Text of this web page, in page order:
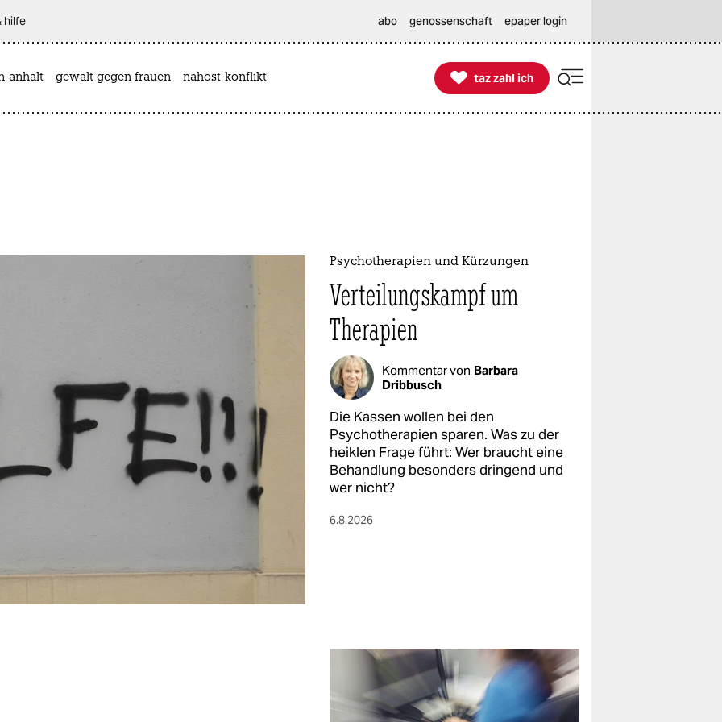
hilfe abo genossenschaft epaper login
anhalt gewalt gegen frauen nahost-konflikt 
taz zahl ich
taz zahl ich
Psychotherapien und Kürzungen
Verteilungskampf um
Therapien
Kommentar von Barbara
Dribbusch
Die Kassen wollen bei den
Psychotherapien sparen. Was zu der
heiklen Frage führt: Wer braucht eine
Behandlung besonders dringend und
wer nicht?
6.8.2026